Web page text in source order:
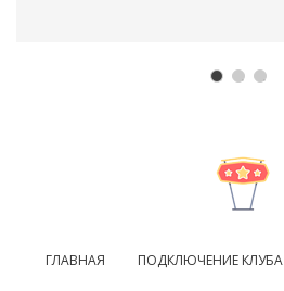
ГЛАВНАЯ ПОДКЛЮЧЕНИЕ КЛУБА